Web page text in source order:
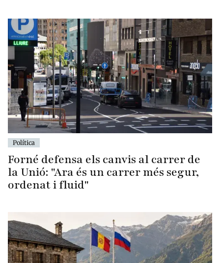
Política
Forné defensa els canvis al carrer de
la Unió: "Ara és un carrer més segur,
ordenat i fluid"